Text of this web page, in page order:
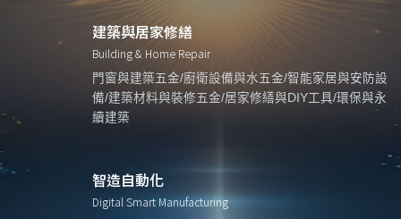
建築與居家修繕
Building & Home Repair
門窗與建築五金/廚衛設備與水五金/智能家居與安防設
備/建築材料與裝修五金/居家修繕與DIY工具/環保與永
續建築
智造自動化
Digital Smart Manufacturing